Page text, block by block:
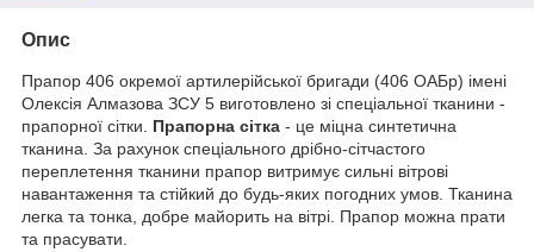
Опис
Прапор 406 окремої артилерійської бригади (406 ОАБр) імені
Олексія Алмазова ЗСУ 5 виготовлено зі спеціальної тканини -
прапорної сітки. Прапорна сітка - це міцна синтетична
тканина. За рахунок спеціального дрібно-сітчастого
переплетення тканини прапор витримує сильні вітрові
навантаження та стійкий до будь-яких погодних умов. Тканина
легка та тонка, добре майорить на вітрі. Прапор можна прати
та прасувати.